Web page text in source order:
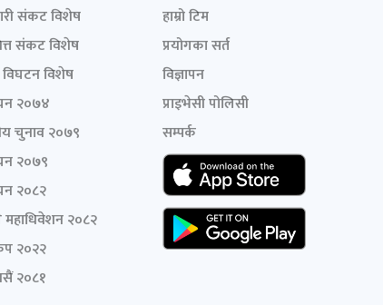
संकट विशेष
संकट विशेष
विशेष
२०७४
चुनाव २०७९
२०७९
२०८२
२०८२
२०२२
२०८१
हाम्रो टिम
प्रयोगका सर्त
विज्ञापन
प्राइभेसी पोलिसी
सम्पर्क